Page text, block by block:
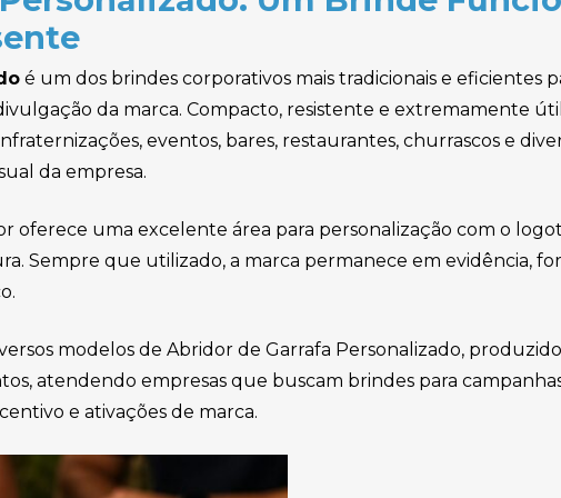
é um dos brindes corporativos mais tradicionais e eficientes
da marca. Compacto, resistente e extremamente
eventos, bares, restaurantes, churrascos e
da empresa.
oferece uma excelente área para personalização com o
Sempre que utilizado, a marca permanece em evidência,
modelos de Abridor de Garrafa Personalizado,
atendendo empresas que buscam brindes para
e ativações de marca.